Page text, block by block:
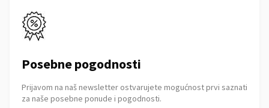
Posebne pogodnosti
Prijavom na naš newsletter ostvarujete mogućnost prvi saznati
za naše posebne ponude i pogodnosti.